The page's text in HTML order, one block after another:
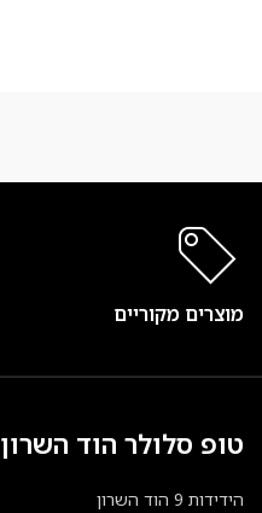
מוצרים מקוריים
טופ סלולר הוד השרון
הידידות 9 הוד השרון